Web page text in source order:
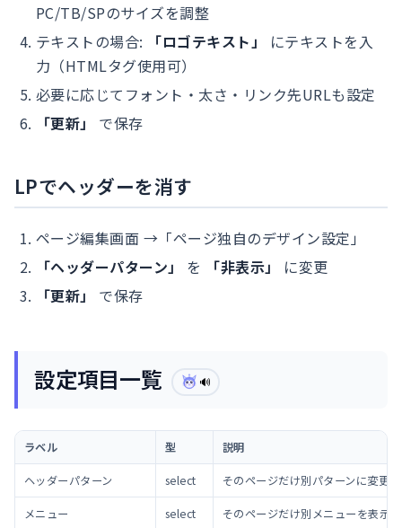
PC/TB/SPのサイズを調整
テキストの場合:
「ロゴテキスト」
にテキストを入
力（HTMLタグ使用可）
必要に応じてフォント・太さ・リンク先URLも設定
「更新」
で保存
LPでヘッダーを消す
ページ編集画面 →「ページ独自のデザイン設定」
「ヘッダーパターン」
を 「非表示」
に変更
「更新」
で保存
設定項目一覧 🔊
ラベル 型 説明
ヘッダーパターン select そのページだけ別パターンに変更
メニュー select そのページだけ別メニューを表示